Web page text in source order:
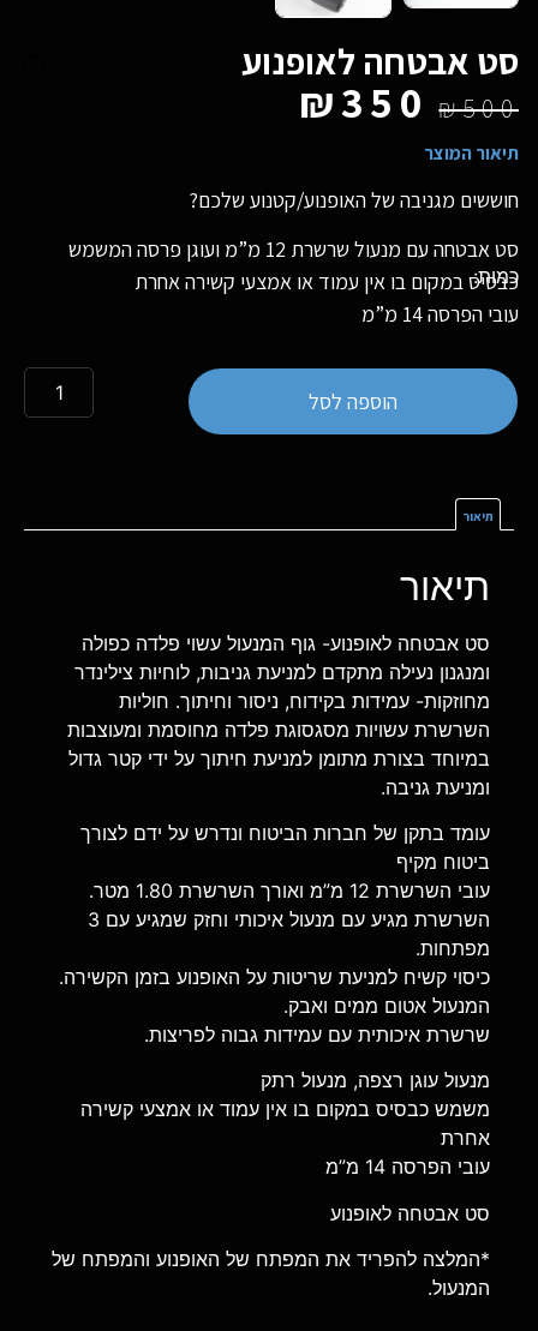
סט אבטחה לאופנוע
₪500
₪350
תיאור המוצר
חוששים מגניבה של האופנוע/קטנוע שלכם?
סט אבטחה עם מנעול שרשרת 12 מ”מ ועוגן פרסה המשמש
כבסיס במקום בו אין עמוד או אמצעי קשירה אחרת
עובי הפרסה 14 מ”מ
הוספה לסל
תיאור
תיאור
סט אבטחה לאופנוע- גוף המנעול עשוי פלדה כפולה
ומנגנון נעילה מתקדם למניעת גניבות, לוחיות צילינדר
מחוזקות- עמידות בקידוח, ניסור וחיתוך. חוליות
השרשרת עשויות מסגסוגת פלדה מחוסמת ומעוצבות
במיוחד בצורת מתומן למניעת חיתוך על ידי קטר גדול
ומניעת גניבה.
עומד בתקן של חברות הביטוח ונדרש על ידם לצורך
ביטוח מקיף
עובי השרשרת 12 מ”מ ואורך השרשרת 1.80 מטר.
השרשרת מגיע עם מנעול איכותי וחזק שמגיע עם 3
מפתחות.
כיסוי קשיח למניעת שריטות על האופנוע בזמן הקשירה.
המנעול אטום ממים ואבק.
שרשרת איכותית עם עמידות גבוה לפריצות.
מנעול עוגן רצפה, מנעול רתק
משמש כבסיס במקום בו אין עמוד או אמצעי קשירה
אחרת
עובי הפרסה 14 מ”מ
סט אבטחה לאופנוע
*המלצה להפריד את המפתח של האופנוע והמפתח של
המנעול.